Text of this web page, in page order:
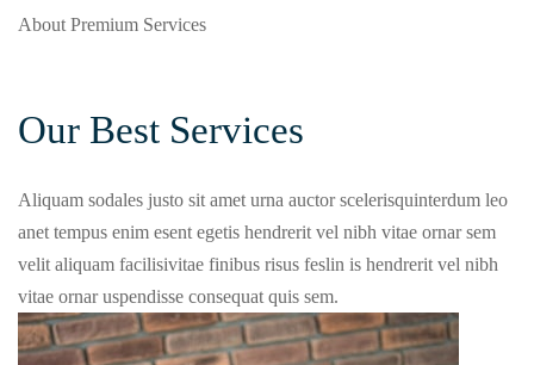
About Premium Services
Our Best Services
Aliquam sodales justo sit amet urna auctor scelerisquinterdum leo
anet tempus enim esent egetis hendrerit vel nibh vitae ornar sem
velit aliquam facilisivitae finibus risus feslin is hendrerit vel nibh
vitae ornar uspendisse consequat quis sem.